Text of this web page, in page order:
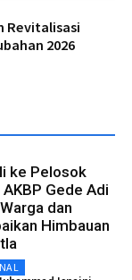
Revitalisasi
2026
ke Pelosok
AKBP Gede Adi
dan
Himbauan